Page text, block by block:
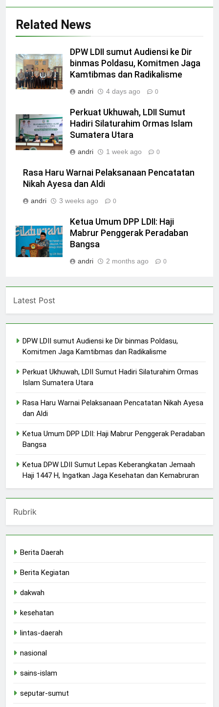
Related News
DPW LDII sumut Audiensi ke Dir
binmas Poldasu, Komitmen Jaga
Kamtibmas dan Radikalisme
andri 4 days ago 0
Perkuat Ukhuwah, LDII Sumut
Hadiri Silaturahim Ormas Islam
Sumatera Utara
andri 1 week ago 0
Rasa Haru Warnai Pelaksanaan Pencatatan
Nikah Ayesa dan Aldi
andri 3 weeks ago 0
Ketua Umum DPP LDII: Haji
Mabrur Penggerak Peradaban
Bangsa
andri 2 months ago 0
Latest Post
DPW LDII sumut Audiensi ke Dir binmas Poldasu,
Komitmen Jaga Kamtibmas dan Radikalisme
Perkuat Ukhuwah, LDII Sumut Hadiri Silaturahim Ormas
Islam Sumatera Utara
Rasa Haru Warnai Pelaksanaan Pencatatan Nikah Ayesa
dan Aldi
Ketua Umum DPP LDII: Haji Mabrur Penggerak Peradaban
Bangsa
Ketua DPW LDII Sumut Lepas Keberangkatan Jemaah
Haji 1447 H, Ingatkan Jaga Kesehatan dan Kemabruran
Rubrik
Berita Daerah
Berita Kegiatan
dakwah
kesehatan
lintas-daerah
nasional
sains-islam
seputar-sumut